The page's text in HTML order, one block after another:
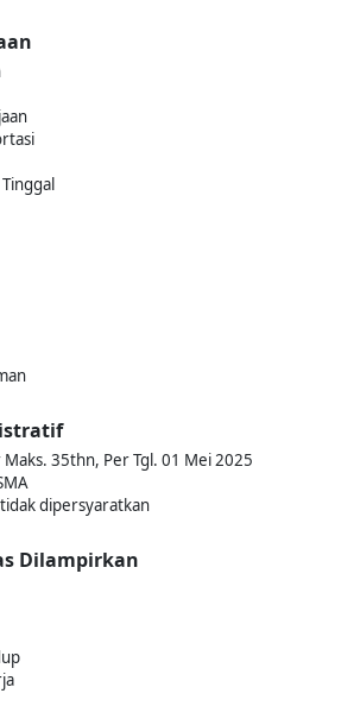
35thn, Per Tgl. 01 Mei 2025
dipersyaratkan
Dilampirkan